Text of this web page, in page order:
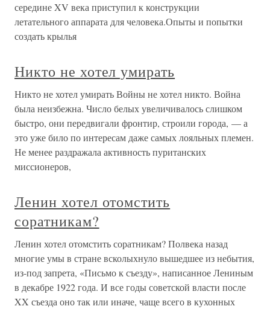
середине XV века приступил к конструкции
летательного аппарата для человека.Опыты и попытки
создать крылья
Никто не хотел умирать
Никто не хотел умирать Войны не хотел никто. Война
была неизбежна. Число белых увеличивалось слишком
быстро, они передвигали фронтир, строили города, — а
это уже било по интересам даже самых лояльных племен.
Не менее раздражала активность пуританских
миссионеров,
Ленин хотел отомстить
соратникам?
Ленин хотел отомстить соратникам? Полвека назад
многие умы в стране всколыхнуло вышедшее из небытия,
из-под запрета, «Письмо к съезду», написанное Лениным
в декабре 1922 года. И все годы советской власти после
XX съезда оно так или иначе, чаще всего в кухонных